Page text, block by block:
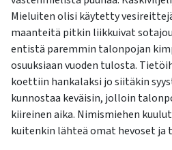
Mieluiten olisi käytetty
maanteitä pitkin liikkuivat
entistä paremmin talonpojan
osuuksiaan vuoden tulosta.
koettiin hankalaksi jo siitäkin
kunnostaa keväisin, jolloin
kiireinen aika. Nimismiehen
kuitenkin lähteä omat hevoset ja